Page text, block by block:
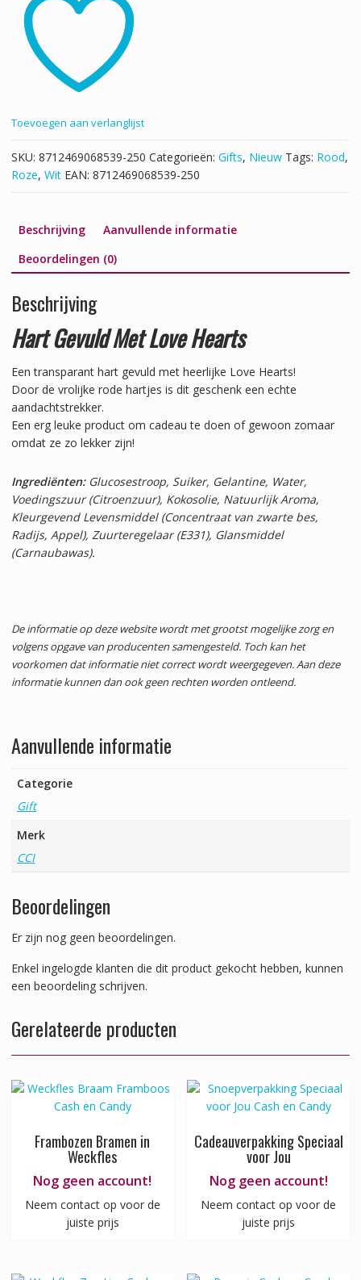
Toevoegen aan verlanglijst
SKU: 8712469068539-250 Categorieën: Gifts, Nieuw Tags: Rood,
Roze, Wit EAN: 8712469068539-250
Beschrijving
Aanvullende informatie
Beoordelingen (0)
Beschrijving
Hart Gevuld Met Love Hearts
Een transparant hart gevuld met heerlijke Love Hearts!
Door de vrolijke rode hartjes is dit geschenk een echte
aandachtstrekker.
Een erg leuke product om cadeau te doen of gewoon zomaar
omdat ze zo lekker zijn!
Ingrediënten:Glucosestroop, Suiker, Gelantine, Water,
Voedingszuur (Citroenzuur), Kokosolie, Natuurlijk Aroma,
Kleurgevend Levensmiddel (Concentraat van zwarte bes,
Radijs, Appel), Zuurteregelaar (E331), Glansmiddel
(Carnaubawas).
De informatie op deze website wordt met grootst mogelijke zorg en
volgens opgave van producenten samengesteld. Toch kan het
voorkomen dat informatie niet correct wordt weergegeven. Aan deze
informatie kunnen dan ook geen rechten worden ontleend.
Aanvullende informatie
Categorie
Gift
Merk
CCI
Beoordelingen
Er zijn nog geen beoordelingen.
Enkel ingelogde klanten die dit product gekocht hebben, kunnen
een beoordeling schrijven.
Gerelateerde producten
Frambozen Bramen in
Weckfles
Nog geen account!
Neem contact op voor de
juiste prijs
Cadeauverpakking Speciaal
voor Jou
Nog geen account!
Neem contact op voor de
juiste prijs